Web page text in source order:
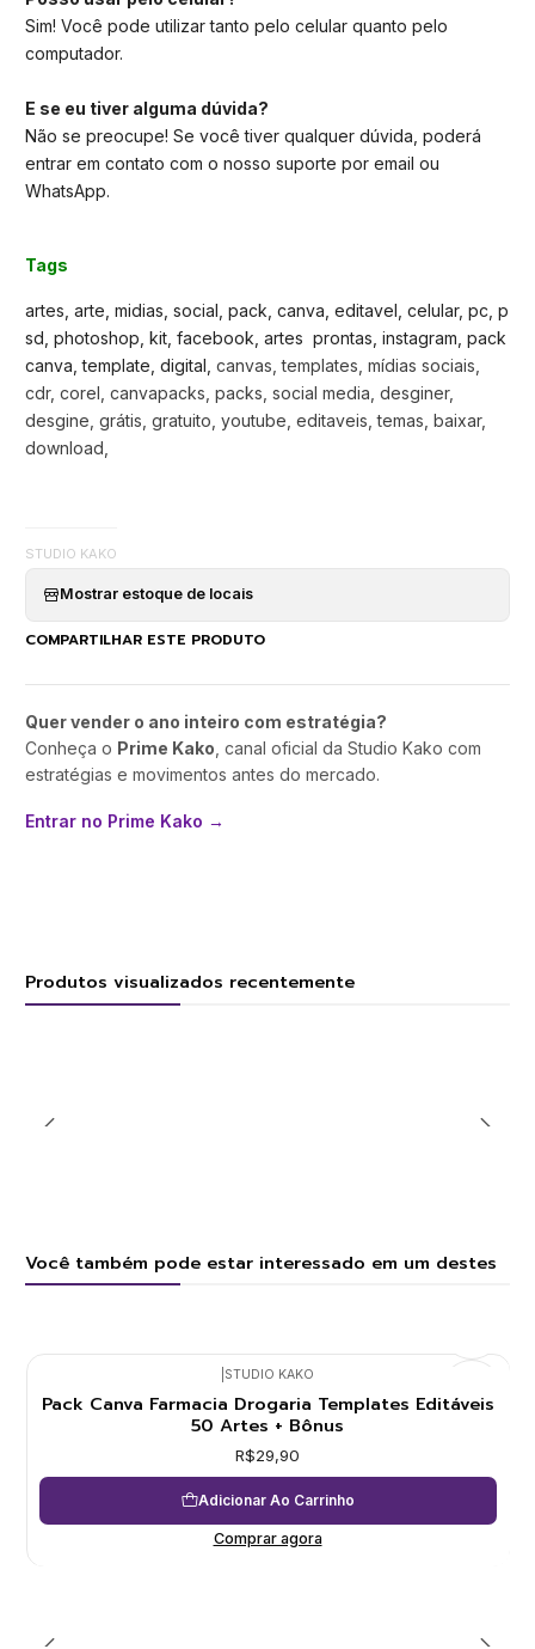
Sim! Você pode utilizar tanto pelo celular quanto pelo
computador.
E se eu tiver alguma dúvida?
Não se preocupe! Se você tiver qualquer dúvida, poderá
entrar em contato com o nosso suporte por email ou
WhatsApp.
Tags
artes, arte, midias, social, pack, canva, editavel, celular, pc, p
sd, photoshop, kit, facebook, artes prontas, instagram, pack
canva, template, digital, canvas, templates, mídias sociais,
cdr, corel, canvapacks, packs, social media, desginer,
desgine, grátis, gratuito, youtube, editaveis, temas, baixar,
download,
STUDIO KAKO
Mostrar estoque de locais
COMPARTILHAR ESTE PRODUTO
Quer vender o ano inteiro com estratégia?
Conheça o Prime Kako , canal oficial da Studio Kako com
estratégias e movimentos antes do mercado.
Entrar no Prime Kako →
Produtos visualizados recentemente
Você também pode estar interessado em um destes
STUDIO KAKO
Pack Canva Farmacia Drogaria Templates Editáveis
50 Artes + Bônus
R$29,90
Adicionar Ao Carrinho
Comprar agora